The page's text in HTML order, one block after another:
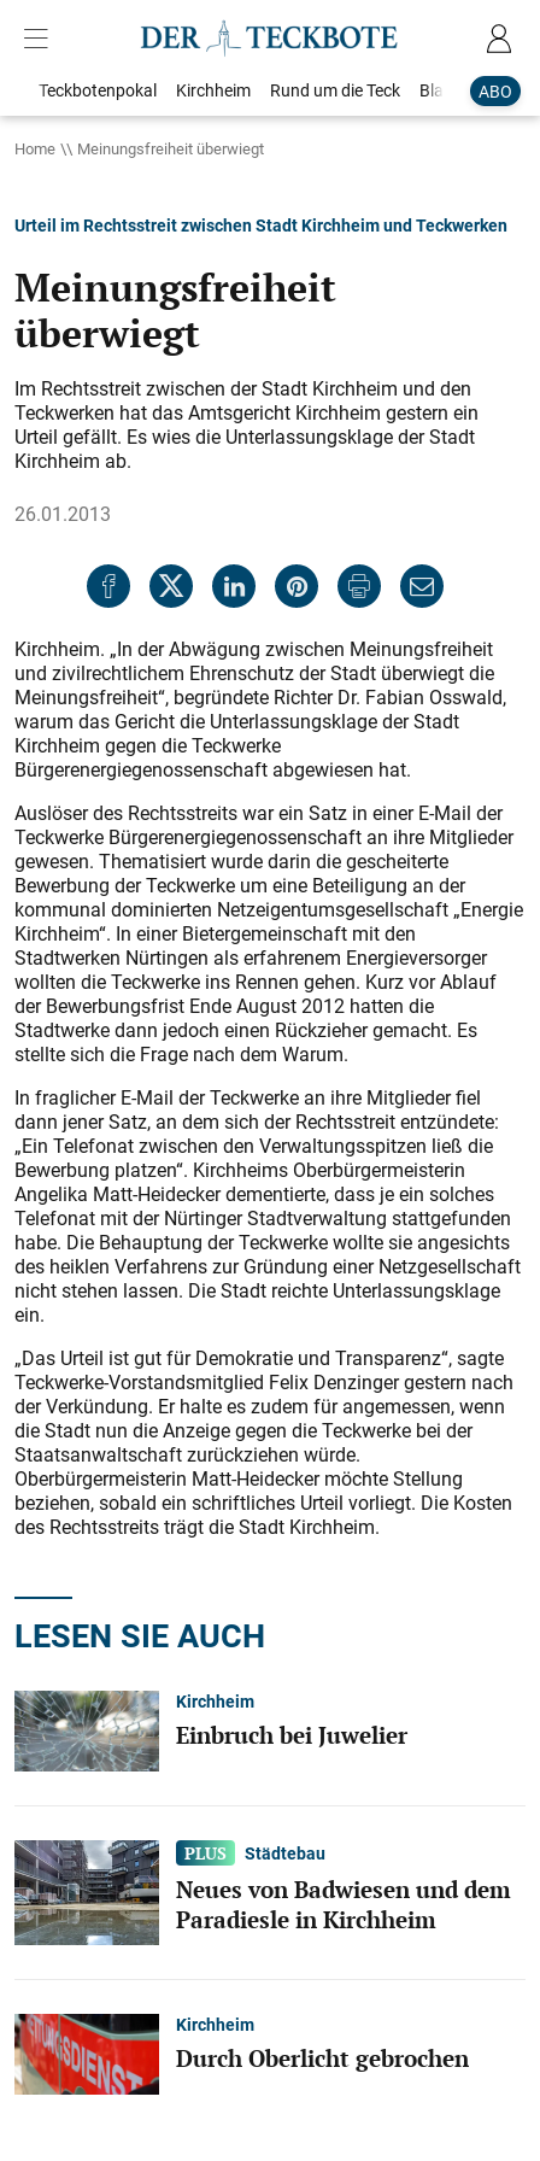
ABO
Teckbotenpokal Kirchheim Rund um die Teck Blaulicht
Home Meinungsfreiheit überwiegt
Urteil im Rechtsstreit zwischen Stadt Kirchheim und Teckwerken
Meinungsfreiheit
überwiegt
Im Rechtsstreit zwischen der Stadt Kirchheim und den
Teckwerken hat das Amtsgericht Kirchheim gestern ein
Urteil gefällt. Es wies die Unterlassungsklage der Stadt
Kirchheim ab.
26.01.2013
Kirchheim. „In der Abwägung zwischen Meinungsfreiheit
und zivilrechtlichem Ehrenschutz der Stadt überwiegt die
Meinungsfreiheit“, begründete Richter Dr. Fabian Osswald,
warum das Gericht die Unterlassungsklage der Stadt
Kirchheim gegen die Teckwerke
Bürgerenergiegenossenschaft abgewiesen hat.
Auslöser des Rechtsstreits war ein Satz in einer E-Mail der
Teckwerke Bürgerenergiegenossenschaft an ihre Mitglieder
gewesen. Thematisiert wurde darin die gescheiterte
Bewerbung der Teckwerke um eine Beteiligung an der
kommunal dominierten Netzeigentumsgesellschaft „Energie
Kirchheim“. In einer Bietergemeinschaft mit den
Stadtwerken Nürtingen als erfahrenem Energieversorger
wollten die Teckwerke ins Rennen gehen. Kurz vor Ablauf
der Bewerbungsfrist Ende August 2012 hatten die
Stadtwerke dann jedoch einen Rückzieher gemacht. Es
stellte sich die Frage nach dem Warum.
In fraglicher E-Mail der Teckwerke an ihre Mitglieder fiel
dann jener Satz, an dem sich der Rechtsstreit entzündete:
„Ein Telefonat zwischen den Verwaltungsspitzen ließ die
Bewerbung platzen“. Kirchheims Oberbürgermeisterin
Angelika Matt-Heidecker dementierte, dass je ein solches
Telefonat mit der Nürtinger Stadtverwaltung stattgefunden
habe. Die Behauptung der Teckwerke wollte sie angesichts
des heiklen Verfahrens zur Gründung einer Netzgesellschaft
nicht stehen lassen. Die Stadt reichte Unterlassungsklage
ein.
„Das Urteil ist gut für Demokratie und Transparenz“, sagte
Teckwerke-Vorstandsmitglied Felix Denzinger gestern nach
der Verkündung. Er halte es zudem für angemessen, wenn
die Stadt nun die Anzeige gegen die Teckwerke bei der
Staatsanwaltschaft zurückziehen würde.
Oberbürgermeisterin Matt-Heidecker möchte Stellung
beziehen, sobald ein schriftliches Urteil vorliegt. Die Kosten
des Rechtsstreits trägt die Stadt Kirchheim.
LESEN SIE AUCH
Kirchheim
Einbruch bei Juwelier
Städtebau
Neues von Badwiesen und dem
Paradiesle in Kirchheim
Kirchheim
Durch Oberlicht gebrochen